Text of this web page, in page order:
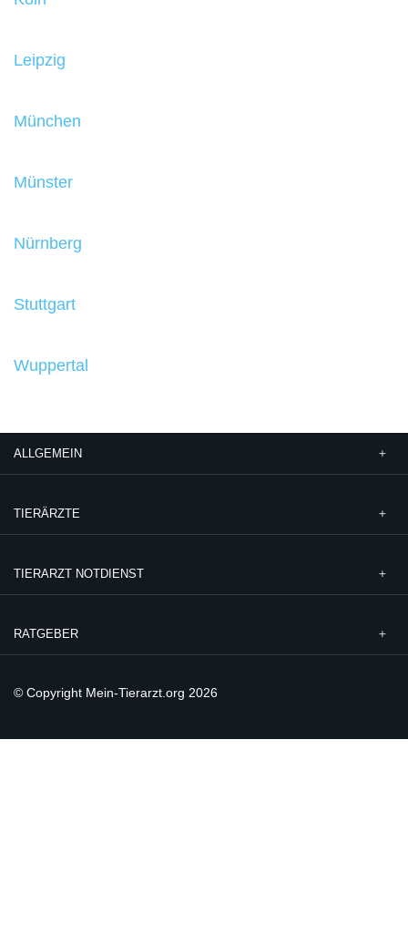
Leipzig
München
Münster
Nürnberg
Stuttgart
Wuppertal
ALLGEMEIN
TIERÄRZTE
TIERARZT NOTDIENST
RATGEBER
© Copyright Mein-Tierarzt.org 2026